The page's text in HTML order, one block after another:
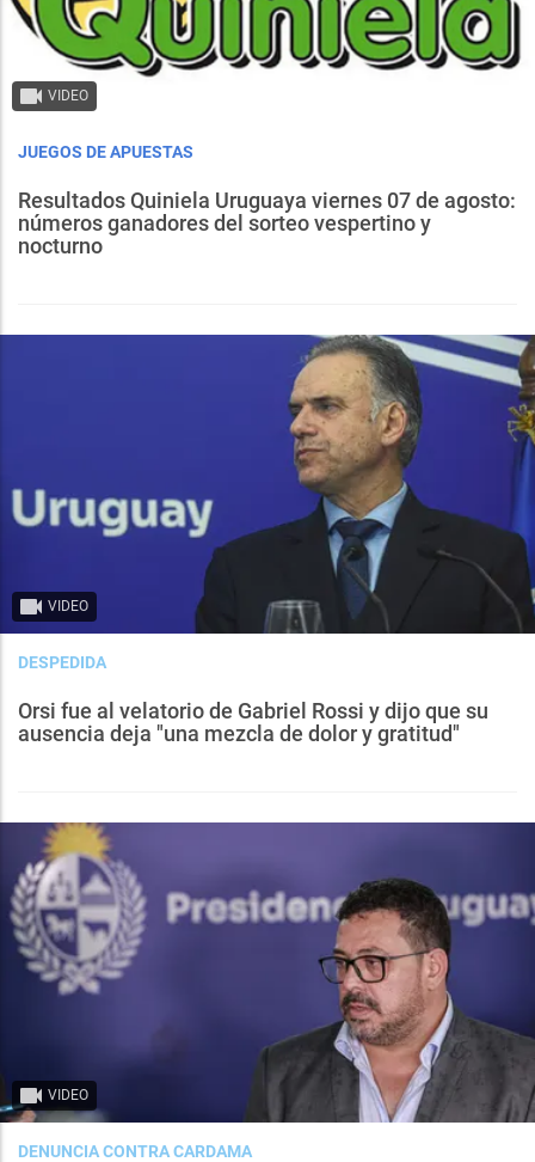
VIDEO
JUEGOS DE APUESTAS
Resultados Quiniela Uruguaya viernes 07 de agosto:
números ganadores del sorteo vespertino y
nocturno
VIDEO
DESPEDIDA
Orsi fue al velatorio de Gabriel Rossi y dijo que su
ausencia deja "una mezcla de dolor y gratitud"
VIDEO
DENUNCIA CONTRA CARDAMA